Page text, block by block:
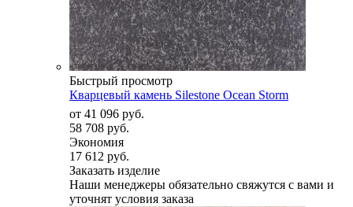
Быстрый просмотр
Кварцевый камень Silestone Ocean Storm
от 41 096 руб.
58 708 руб.
Экономия
17 612 руб.
Заказать изделие
Наши менеджеры обязательно свяжутся с вами и
уточнят условия заказа